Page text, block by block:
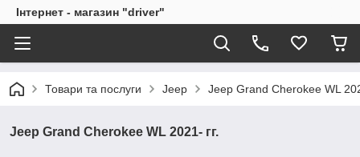
Інтернет - магазин "driver"
Товари та послуги Jeep Jeep Grand Cherokee WL
Jeep Grand Cherokee WL 2021- гг.